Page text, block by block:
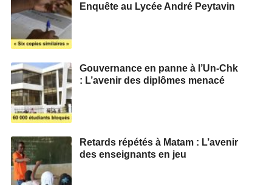
Enquête au Lycée André Peytavin
Gouvernance en panne à l’Un-Chk
: L’avenir des diplômes menacé
Retards répétés à Matam : L’avenir
des enseignants en jeu